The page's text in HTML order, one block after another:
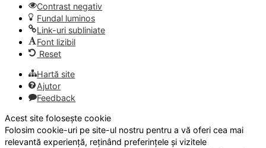
Contrast negativ
Fundal luminos
Link-uri subliniate
Font lizibil
Reset
Hartă site
Ajutor
Feedback
Acest site folosește cookie
Folosim cookie-uri pe site-ul nostru pentru a vă oferi cea mai
relevantă experiență, reținând preferințele și vizitele